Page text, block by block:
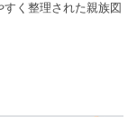
く整理された親族図